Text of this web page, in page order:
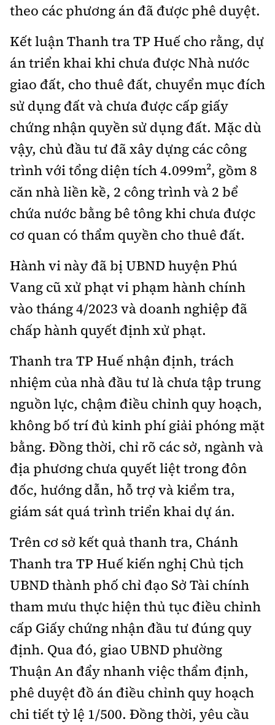
theo các phương án đã được phê duyệt.
Kết luận Thanh tra TP Huế cho rằng, dự
án triển khai khi chưa được Nhà nước
giao đất, cho thuê đất, chuyển mục đích
sử dụng đất và chưa được cấp giấy
chứng nhận quyền sử dụng đất. Mặc dù
vậy, chủ đầu tư đã xây dựng các công
trình với tổng diện tích 4.099m², gồm 8
căn nhà liền kề, 2 công trình và 2 bể
chứa nước bằng bê tông khi chưa được
cơ quan có thẩm quyền cho thuê đất.
Hành vi này đã bị UBND huyện Phú
Vang cũ xử phạt vi phạm hành chính
vào tháng 4/2023 và doanh nghiệp đã
chấp hành quyết định xử phạt.
Thanh tra TP Huế nhận định, trách
nhiệm của nhà đầu tư là chưa tập trung
nguồn lực, chậm điều chỉnh quy hoạch,
không bố trí đủ kinh phí giải phóng mặt
bằng. Đồng thời, chỉ rõ các sở, ngành và
địa phương chưa quyết liệt trong đôn
đốc, hướng dẫn, hỗ trợ và kiểm tra,
giám sát quá trình triển khai dự án.
Trên cơ sở kết quả thanh tra, Chánh
Thanh tra TP Huế kiến nghị Chủ tịch
UBND thành phố chỉ đạo Sở Tài chính
tham mưu thực hiện thủ tục điều chỉnh
cấp Giấy chứng nhận đầu tư đúng quy
định. Qua đó, giao UBND phường
Thuận An đẩy nhanh việc thẩm định,
phê duyệt đồ án điều chỉnh quy hoạch
chi tiết tỷ lệ 1/500. Đồng thời, yêu cầu